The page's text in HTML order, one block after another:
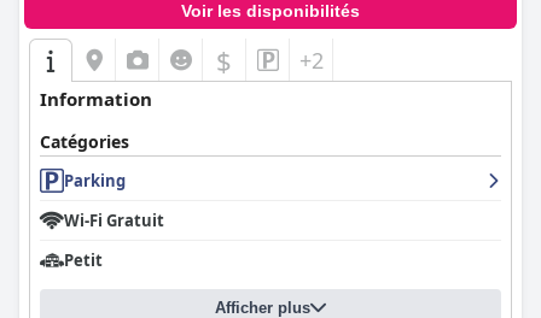
Voir les disponibilités
$ +2
Information
Catégories
Parking
Wi-Fi Gratuit
Petit
Afficher plus